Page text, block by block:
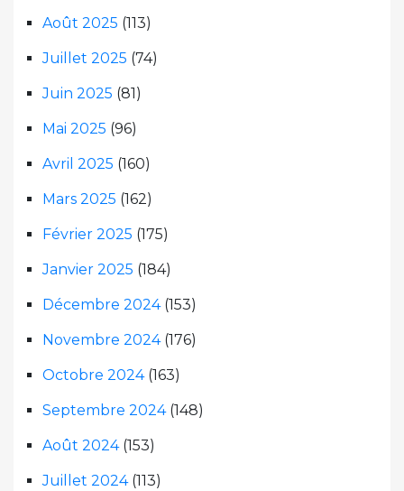
Août 2025 (113)
Juillet 2025 (74)
Juin 2025 (81)
Mai 2025 (96)
Avril 2025 (160)
Mars 2025 (162)
Février 2025 (175)
Janvier 2025 (184)
Décembre 2024(153)
Novembre 2024(176)
Octobre 2024(163)
Septembre 2024(148)
Août 2024(153)
Juillet 2024(113)